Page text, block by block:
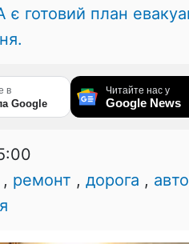
готовий план
в
Google
Читайте нас у
Google News
, ремонт , дорога ,